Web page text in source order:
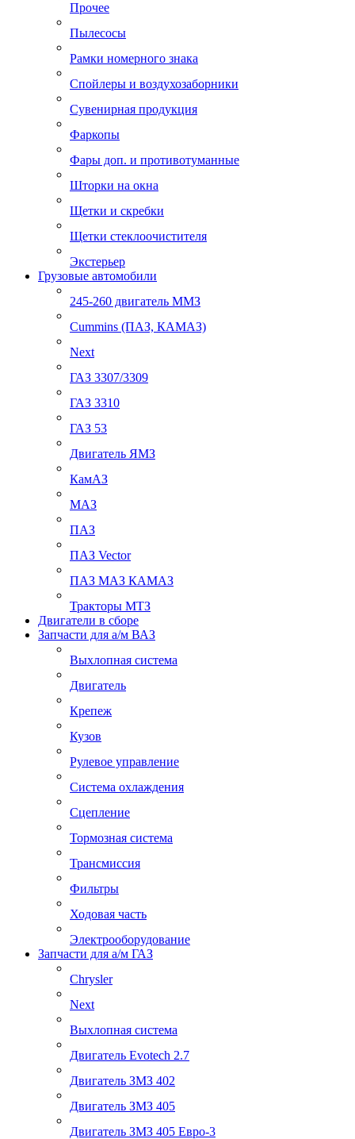
Прочее
Пылесосы
Рамки номерного знака
Спойлеры и воздухозаборники
Сувенирная продукция
Фаркопы
Фары доп. и противотуманные
Шторки на окна
Щетки и скребки
Щетки стеклоочистителя
Экстерьер
Грузовые автомобили
245-260 двигатель ММЗ
Cummins (ПАЗ, КАМАЗ)
Next
ГАЗ 3307/3309
ГАЗ 3310
ГАЗ 53
Двигатель ЯМЗ
КамАЗ
МАЗ
ПАЗ
ПАЗ Vector
ПАЗ МАЗ КАМАЗ
Тракторы МТЗ
Двигатели в сборе
Запчасти для а/м ВАЗ
Выхлопная система
Двигатель
Крепеж
Кузов
Рулевое управление
Система охлаждения
Сцепление
Тормозная система
Трансмиссия
Фильтры
Ходовая часть
Электрооборудование
Запчасти для а/м ГАЗ
Chrysler
Next
Выхлопная система
Двигатель Evotech 2.7
Двигатель ЗМЗ 402
Двигатель ЗМЗ 405
Двигатель ЗМЗ 405 Евро-3